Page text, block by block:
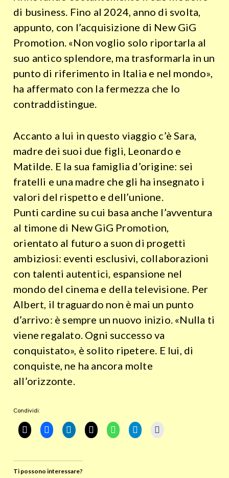
di business. Fino al 2024, anno di svolta,
appunto, con l’acquisizione di New GiG
Promotion. «Non voglio solo riportarla al
suo antico splendore, ma trasformarla in un
punto di riferimento in Italia e nel mondo»,
ha affermato con la fermezza che lo
contraddistingue.
Accanto a lui in questo viaggio c’è Sara,
madre dei suoi due figli, Leonardo e
Matilde. E la sua famiglia d’origine: sei
fratelli e una madre che gli ha insegnato i
valori del rispetto e dell’unione.
Punti cardine su cui basa anche l’avventura
al timone di New GiG Promotion,
orientato al futuro a suon di progetti
ambiziosi: eventi esclusivi, collaborazioni
con talenti autentici, espansione nel
mondo del cinema e della televisione. Per
Albert, il traguardo non è mai un punto
d’arrivo: è sempre un nuovo inizio. «Nulla ti
viene regalato. Ogni successo va
conquistato», è solito ripetere. E lui, di
conquiste, ne ha ancora molte
all’orizzonte.
Condividi:
Ti possono interessare?